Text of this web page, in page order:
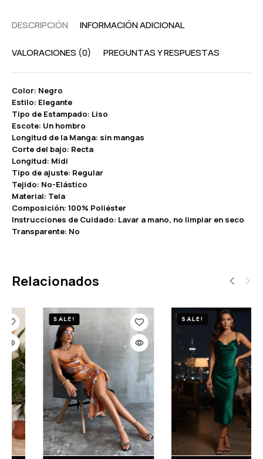
DESCRIPCIÓN INFORMACIÓN ADICIONAL
VALORACIONES (0) PREGUNTAS Y RESPUESTAS
Color: Negro
Estilo: Elegante
Tipo de Estampado: Liso
Escote: Un hombro
Longitud de la Manga: sin mangas
Corte del bajo: Recta
Longitud: Midi
Tipo de ajuste: Regular
Tejido: No-Elástico
Material: Tela
Composición: 100% Poliéster
Instrucciones de Cuidado: Lavar a mano, no limpiar en seco
Transparente: No
Relacionados
SALE! SALE!